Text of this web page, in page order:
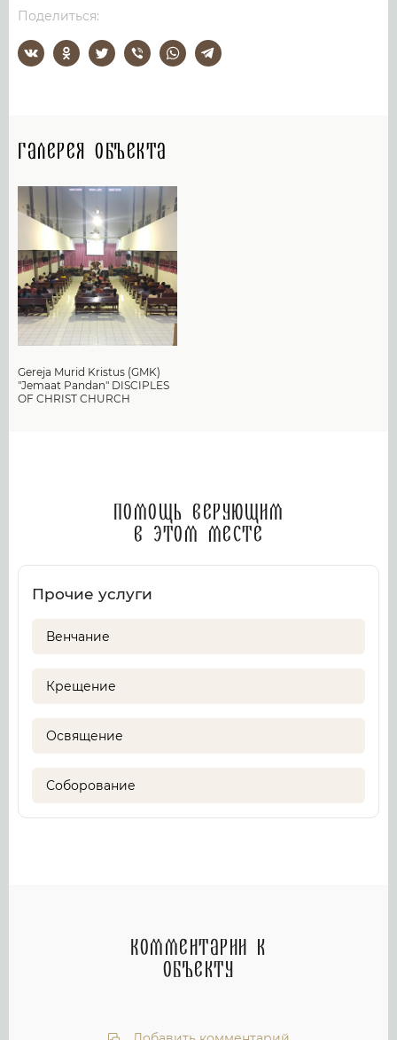
Поделиться:
Галерея объекта
Gereja Murid Kristus (GMK)
"Jemaat Pandan" DISCIPLES
OF CHRIST CHURCH
Помощь верующим
в этом месте
Прочие услуги
Венчание
Крещение
Освящение
Соборование
Комментарии к
объекту